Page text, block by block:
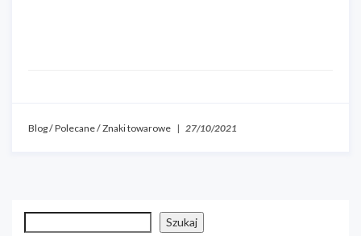
Blog/Polecane/Znaki towarowe | 27/10/2021
Szukaj